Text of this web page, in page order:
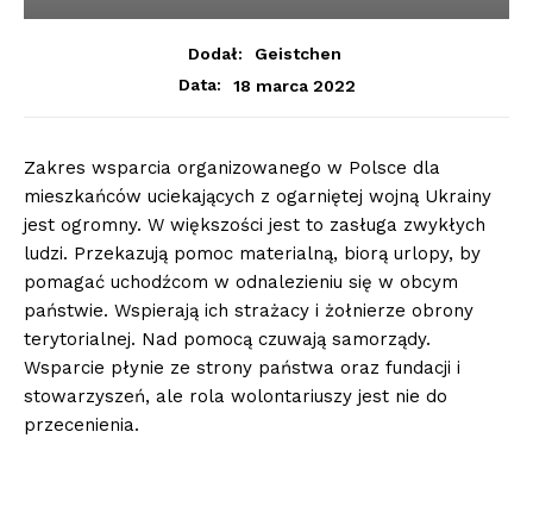
Dodał:
Geistchen
Data:
18 marca 2022
Zakres wsparcia organizowanego w Polsce dla
mieszkańców uciekających z ogarniętej wojną Ukrainy
jest ogromny. W większości jest to zasługa zwykłych
ludzi. Przekazują pomoc materialną, biorą urlopy, by
pomagać uchodźcom w odnalezieniu się w obcym
państwie. Wspierają ich strażacy i żołnierze obrony
terytorialnej. Nad pomocą czuwają samorządy.
Wsparcie płynie ze strony państwa oraz fundacji i
stowarzyszeń, ale rola wolontariuszy jest nie do
przecenienia.